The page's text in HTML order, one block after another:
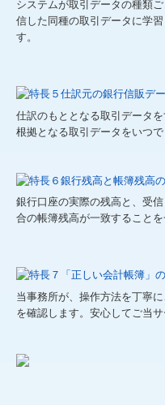
システムが取引データの種類
信した同種の取引データに学
す。
仕訳のもととなる取引データ
根拠となる取引データをいつで
銀行口座の実際の残高と、受
合の帳簿残高が一致することを
当事務所が、操作方法を丁寧
を確認します。安心してご当